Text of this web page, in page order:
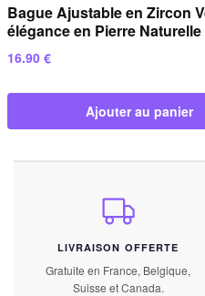
Bague Ajustable en Zircon
élégance en Pierre Naturelle
16.90 €
Ajouter au panier
LIVRAISON OFFERTE
Gratuite en France, Belgique,
Suisse et Canada.